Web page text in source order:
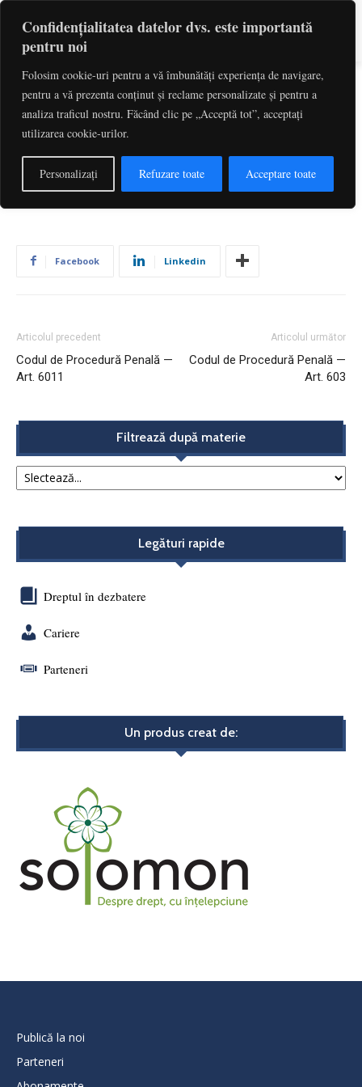
Confidențialitatea datelor dvs. este importantă
pentru noi
Folosim cookie-uri pentru a vă îmbunătăți experiența de navigare,
pentru a vă prezenta conținut și reclame personalizate și pentru a
analiza traficul nostru. Făcând clic pe „Acceptă tot”, acceptați
utilizarea cookie-urilor.
Personalizați Refuzare toate Acceptare toate
Codul de Procedură Penală —
Art. 602
De către Redactia iulie 1, 2026
Facebook Linkedin
Articolul precedent
Codul de Procedură Penală —
Art. 6011
Articolul următor
Codul de Procedură Penală —
Art. 603
Filtrează după materie
Legături rapide
Dreptul în dezbatere
Cariere
Parteneri
Un produs creat de:
Publică la noi
Parteneri